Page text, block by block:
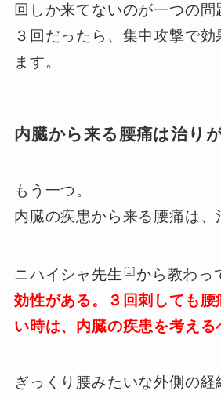
回しか来てないのが一つの問
３回だったら、集中攻撃で効
ます。
内臓から来る腰痛は治り
もう一つ。
内臓の疾患から来る腰痛は、
ニハイシャ先生 1 から教わっ
効性がある。３回刺しても腰
い時は、内臓の疾患を考える
ぎっくり腰みたいな外側の